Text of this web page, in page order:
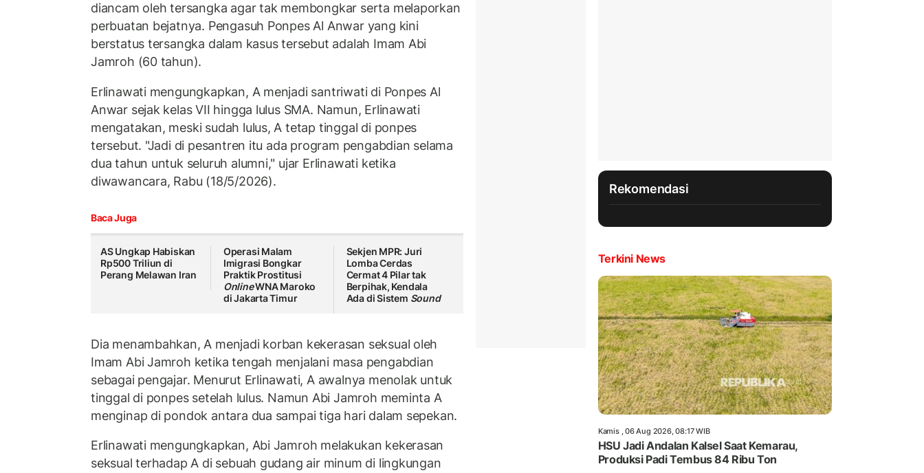
diancam oleh tersangka agar tak membongkar serta melaporkan
perbuatan bejatnya. Pengasuh Ponpes Al Anwar yang kini
berstatus tersangka dalam kasus tersebut adalah Imam Abi
Jamroh (60 tahun).
Erlinawati mengungkapkan, A menjadi santriwati di Ponpes Al
Anwar sejak kelas VII hingga lulus SMA. Namun, Erlinawati
mengatakan, meski sudah lulus, A tetap tinggal di ponpes
tersebut. "Jadi di pesantren itu ada program pengabdian selama
dua tahun untuk seluruh alumni," ujar Erlinawati ketika
diwawancara, Rabu (18/5/2026).
Baca Juga
AS Ungkap Habiskan
Rp500 Triliun di
Perang Melawan Iran
Operasi Malam
Imigrasi Bongkar
Praktik Prostitusi
OnlineWNA Maroko
di Jakarta Timur
Sekjen MPR: Juri
Lomba Cerdas
Cermat 4 Pilar tak
Berpihak, Kendala
Ada di Sistem Sound
Dia menambahkan, A menjadi korban kekerasan seksual oleh
Imam Abi Jamroh ketika tengah menjalani masa pengabdian
sebagai pengajar. Menurut Erlinawati, A awalnya menolak untuk
tinggal di ponpes setelah lulus. Namun Abi Jamroh meminta A
menginap di pondok antara dua sampai tiga hari dalam sepekan.
Erlinawati mengungkapkan, Abi Jamroh melakukan kekerasan
seksual terhadap A di sebuah gudang air minum di lingkungan
Rekomendasi
Terkini News
Kamis , 06 Aug 2026, 08:17 WIB
HSU Jadi Andalan Kalsel Saat Kemarau,
Produksi Padi Tembus 84 Ribu Ton